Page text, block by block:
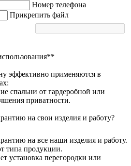
Номер телефона
Прикрепить файл
эффективно применяются в
спальни от гардеробной или
приватности.
на свои изделия и работу?
на все наши изделия и работу.
типа продукции.
установка перегородки или